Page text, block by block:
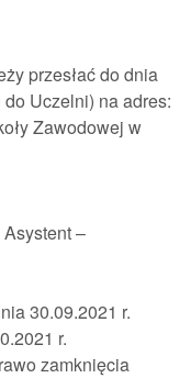
przesłać do dnia
Uczelni) na adres:
Zawodowej w
–
30.09.2021 r.
r.
zamknięcia